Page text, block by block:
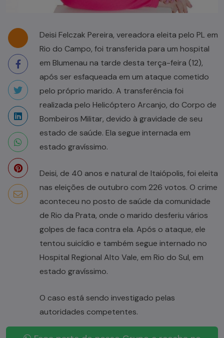
Deisi Felczak Pereira, vereadora eleita pelo PL em
Rio do Campo, foi transferida para um hospital
em Blumenau na tarde desta terça-feira (12),
após ser esfaqueada em um ataque cometido
pelo próprio marido. A transferência foi
realizada pelo Helicóptero Arcanjo, do Corpo de
Bombeiros Militar, devido à gravidade de seu
estado de saúde. Ela segue internada em
estado gravíssimo.
Deisi, de 40 anos e natural de Itaiópolis, foi eleita
nas eleições de outubro com 226 votos. O crime
aconteceu no posto de saúde da comunidade
de Rio da Prata, onde o marido desferiu vários
golpes de faca contra ela. Após o ataque, ele
tentou suicídio e também segue internado no
Hospital Regional Alto Vale, em Rio do Sul, em
estado gravíssimo.
O caso está sendo investigado pelas
autoridades competentes.